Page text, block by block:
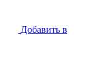
Добавить в